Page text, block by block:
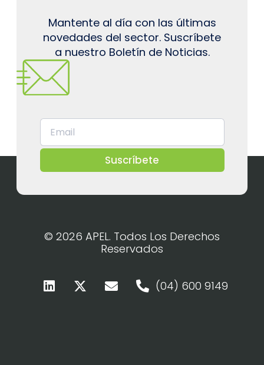
Mantente al día con las últimas
novedades del sector. Suscríbete
a nuestro Boletín de Noticias.
Suscríbete
© 2026 APEL. Todos Los Derechos
Reservados
(04) 600 9149